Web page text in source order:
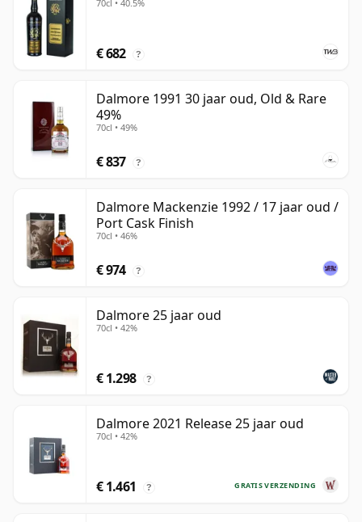
70cl • 40.5%
€ 682 ?
Dalmore 1991 30 jaar oud, Old & Rare
49%
70cl • 49%
€ 837 ?
Dalmore Mackenzie 1992 / 17 jaar oud /
Port Cask Finish
70cl • 46%
€ 974 ?
Dalmore 25 jaar oud
70cl • 42%
€ 1.298 ?
Dalmore 2021 Release 25 jaar oud
70cl • 42%
GRATIS VERZENDING
€ 1.461 ?